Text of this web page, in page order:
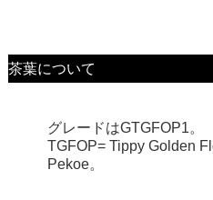
茶葉について
グレードはGTGFOP1。
TGFOP= Tippy Golden
Pekoe。